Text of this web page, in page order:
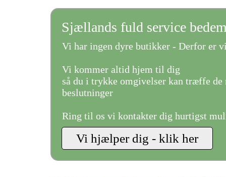
Sjællands fuld service
Vi har ingen dyre butikker - Derfor er
Vi kommer altid hjem til dig
så du i trykke omgivelser kan træffe de
beslutninger
Ring til os vi kontakter dig hurtigst